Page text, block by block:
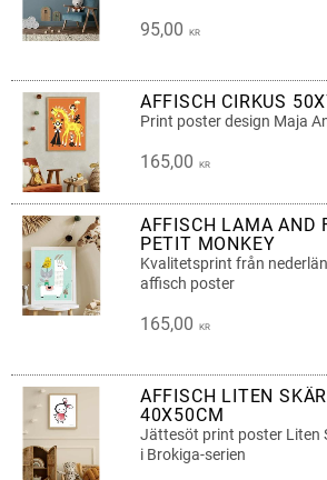
95,00 KR
AFFISCH CIRKUS
Print poster design Maja
165,00 KR
AFFISCH LAMA AND
PETIT MONKEY
Kvalitetsprint från
affisch poster
165,00 KR
AFFISCH LITEN
40X50CM
Jättesöt print poster Liten
i Brokiga-serien